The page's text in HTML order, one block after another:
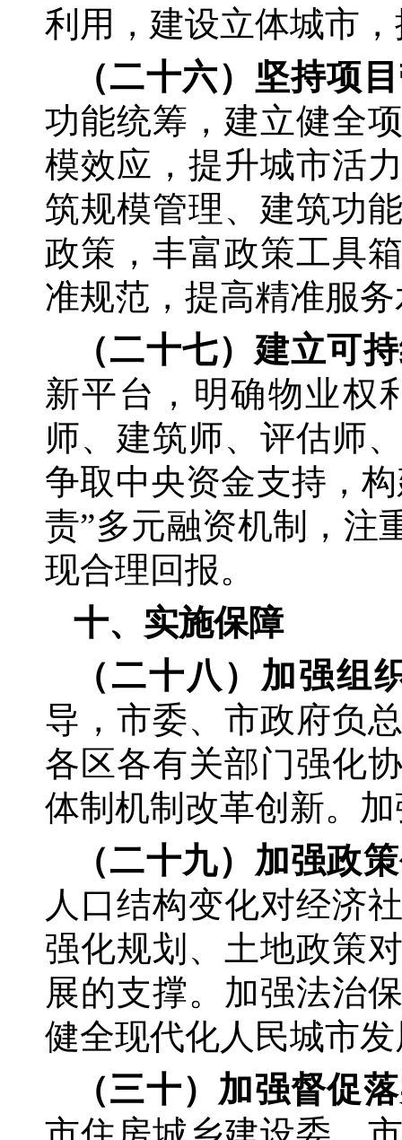
利用，建设立体城市
（二十六）坚持项
功能统筹，建立健全
模效应，提升城市活
筑规模管理、建筑功
政策，丰富政策工具
准规范，提高精准服
（二十七）建立可
新平台，明确物业权
师、建筑师、评估师
争取中央资金支持，
责”多元融资机制，注
现合理回报。
十、实施保障
（二十八）加强组
导，市委、市政府负
各区各有关部门强化
体制机制改革创新。
（二十九）加强政
人口结构变化对经济
强化规划、土地政策
展的支撑。加强法治
健全现代化人民城市
（三十）加强督促